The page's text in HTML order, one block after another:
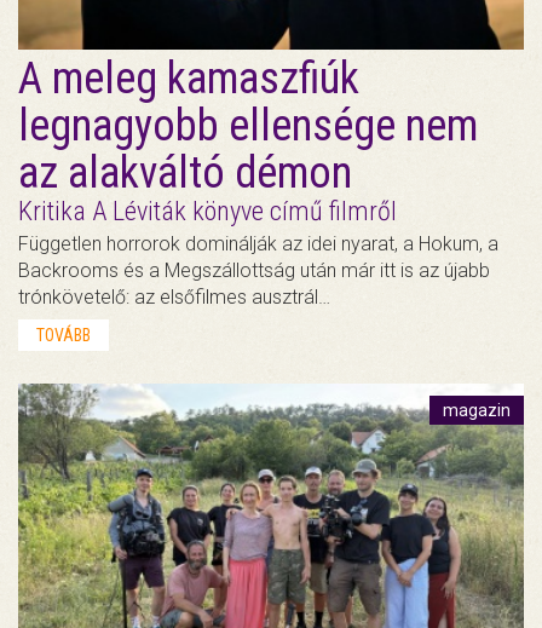
A meleg kamaszfiúk
legnagyobb ellensége nem
az alakváltó démon
Kritika A Léviták könyve című filmről
Független horrorok dominálják az idei nyarat, a Hokum, a
Backrooms és a Megszállottság után már itt is az újabb
trónkövetelő: az elsőfilmes ausztrál…
TOVÁBB
magazin